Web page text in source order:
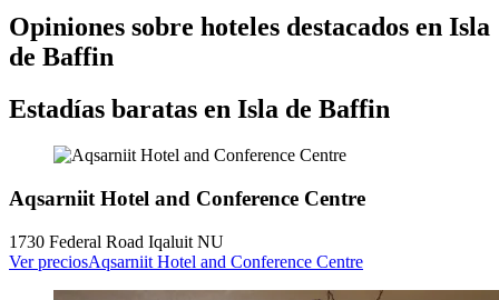
Opiniones sobre hoteles destacados en Isla
de Baffin
Estadías baratas en Isla de Baffin
Aqsarniit Hotel and Conference Centre
1730 Federal Road Iqaluit NU
Ver preciosAqsarniit Hotel and Conference Centre